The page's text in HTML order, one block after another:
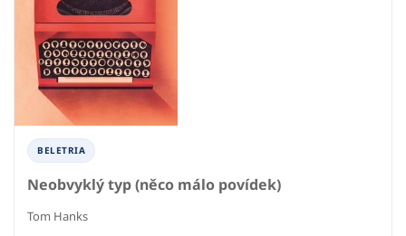
BELETRIA
Neobvyklý typ (něco málo povídek)
Tom Hanks